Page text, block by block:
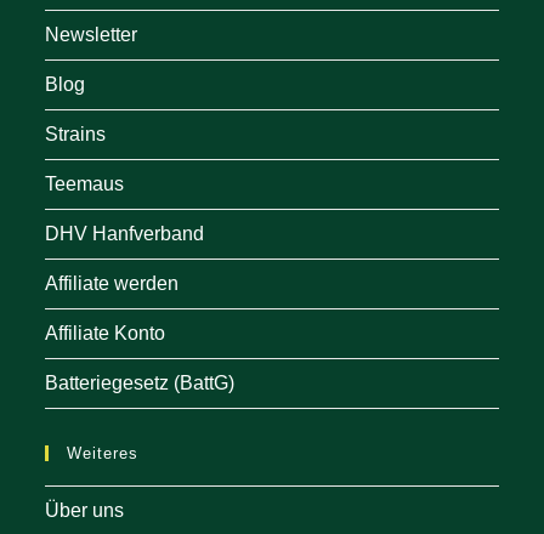
Newsletter
Blog
Strains
Teemaus
DHV Hanfverband
Affiliate werden
Affiliate Konto
Batteriegesetz (BattG)
Weiteres
Über uns